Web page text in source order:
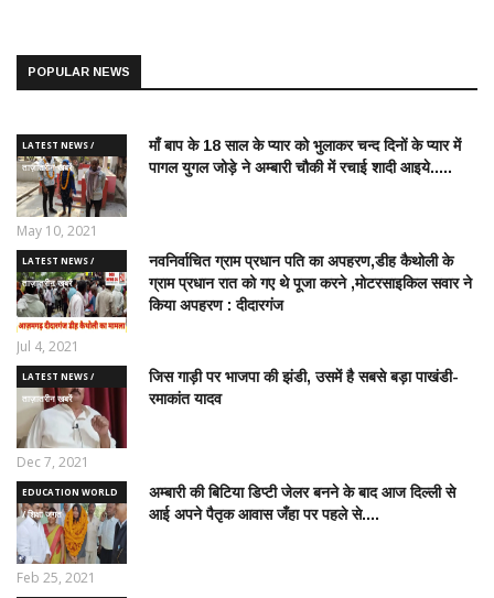
POPULAR NEWS
LATEST NEWS /
ताज़ातरीन खबरें
माँ बाप के 18 साल के प्यार को भुलाकर चन्द दिनों के प्यार में
पागल युगल जोड़े ने अम्बारी चौकी में रचाई शादी आइये.....
May 10, 2021
LATEST NEWS /
ताज़ातरीन खबरें
नवनिर्वाचित ग्राम प्रधान पति का अपहरण,डीह कैथोली के
ग्राम प्रधान रात को गए थे पूजा करने ,मोटरसाइकिल सवार ने
किया अपहरण : दीदारगंज
Jul 4, 2021
LATEST NEWS /
ताज़ातरीन खबरें
जिस गाड़ी पर भाजपा की झंडी, उसमें है सबसे बड़ा पाखंडी-
रमाकांत यादव
Dec 7, 2021
EDUCATION WORLD
/ शिक्षा जगत
अम्बारी की बिटिया डिप्टी जेलर बनने के बाद आज दिल्ली से
आई अपने पैतृक आवास जँहा पर पहले से....
Feb 25, 2021